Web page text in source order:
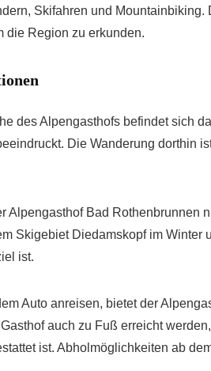
Skifahren und
die Region zu erkunden.
des Alpengasthofs befindet sich
Die Wanderung dorthin
Alpengasthof Bad Rothenbrunnen
Skigebiet Diedamskopf im Winter
ist.
Auto anreisen, bietet der
auch zu Fuß erreicht
ist. Abholmöglichkeiten ab